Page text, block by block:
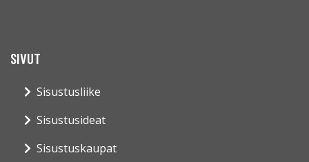
SIVUT
Sisustusliike
Sisustusideat
Sisustuskaupat